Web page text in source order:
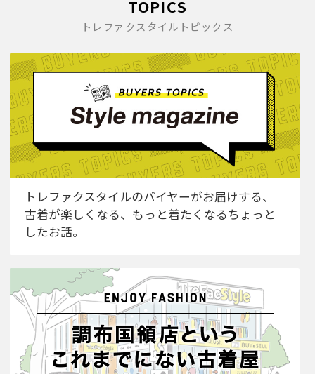
TOPICS
トレファクスタイルトピックス
トレファクスタイルのバイヤーがお届けする、
古着が楽しくなる、もっと着たくなるちょっと
したお話。